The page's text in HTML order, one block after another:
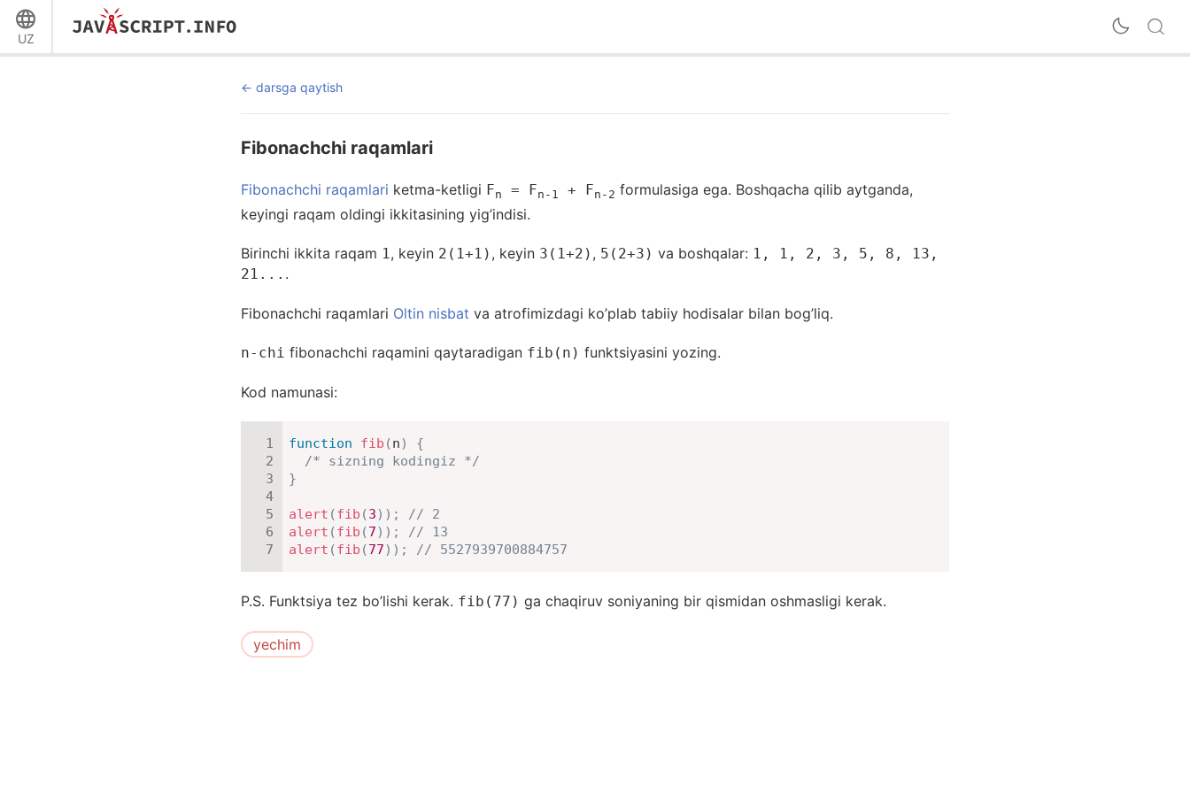
UZ
darsga qaytish
Fibonachchi raqamlari
Fibonachchi raqamlari ketma-ketligi Fn = Fn-1 + Fn-2 formulasiga ega. Boshqacha qilib aytganda,
keyingi raqam oldingi ikkitasining yig’indisi.
Birinchi ikkita raqam 1, keyin 2(1+1) , keyin 3(1+2) , 5(2+3) va boshqalar: 1, 1, 2, 3, 5, 8, 13,
21... .
Fibonachchi raqamlari Oltin nisbat va atrofimizdagi ko’plab tabiiy hodisalar bilan bog’liq.
n-chi fibonachchi raqamini qaytaradigan fib(n) funktsiyasini yozing.
Kod namunasi:
function fib (n)
{
/* sizning kodingiz */
}
alert (fib (3) ) ;
// 2
alert (fib (7) ) ;
// 13
alert (fib (77) ) ; // 5527939700884757
P.S. Funktsiya tez bo’lishi kerak. fib(77) ga chaqiruv soniyaning bir qismidan oshmasligi kerak.
yechim